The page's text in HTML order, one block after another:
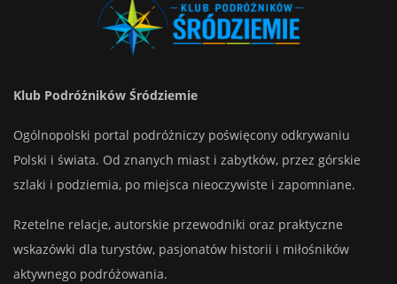
Klub Podróżników Śródziemie
Ogólnopolski portal podróżniczy poświęcony odkrywaniu
Polski i świata. Od znanych miast i zabytków, przez górskie
szlaki i podziemia, po miejsca nieoczywiste i zapomniane.
Rzetelne relacje, autorskie przewodniki oraz praktyczne
wskazówki dla turystów, pasjonatów historii i miłośników
aktywnego podróżowania.